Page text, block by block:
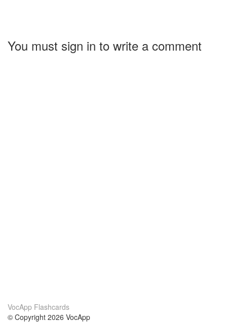
You must sign in to write a comment
VocApp Flashcards
© Copyright 2026 VocApp